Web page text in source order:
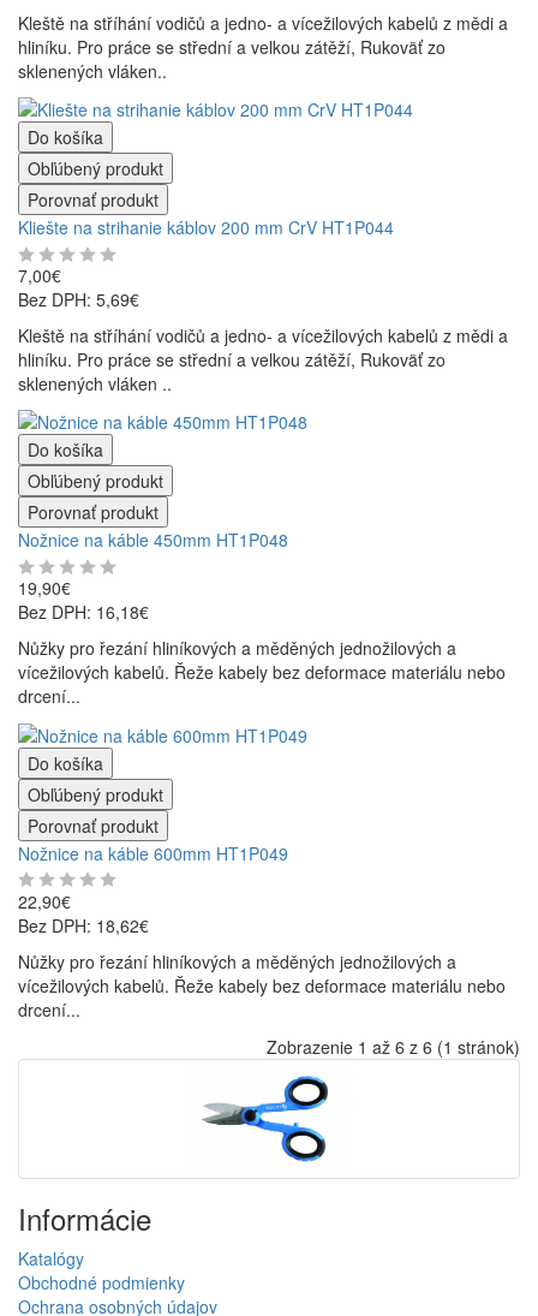
Kleště na stříhání vodičů a jedno- a vícežilových kabelů z mědi a
hliníku. Pro práce se střední a velkou zátěží, Rukoväť zo
sklenených vláken..
Do košíka
Obľúbený produkt
Porovnať produkt
Kliešte na strihanie káblov 200 mm CrV HT1P044
7,00€
Bez DPH: 5,69€
Kleště na stříhání vodičů a jedno- a vícežilových kabelů z mědi a
hliníku. Pro práce se střední a velkou zátěží, Rukoväť zo
sklenených vláken ..
Do košíka
Obľúbený produkt
Porovnať produkt
Nožnice na káble 450mm HT1P048
19,90€
Bez DPH: 16,18€
Nůžky pro řezání hliníkových a měděných jednožilových a
vícežilových kabelů. Řeže kabely bez deformace materiálu nebo
drcení...
Do košíka
Obľúbený produkt
Porovnať produkt
Nožnice na káble 600mm HT1P049
22,90€
Bez DPH: 18,62€
Nůžky pro řezání hliníkových a měděných jednožilových a
vícežilových kabelů. Řeže kabely bez deformace materiálu nebo
drcení...
Zobrazenie 1 až 6 z 6 (1 stránok)
Informácie
Katalógy
Obchodné podmienky
Ochrana osobných údajov